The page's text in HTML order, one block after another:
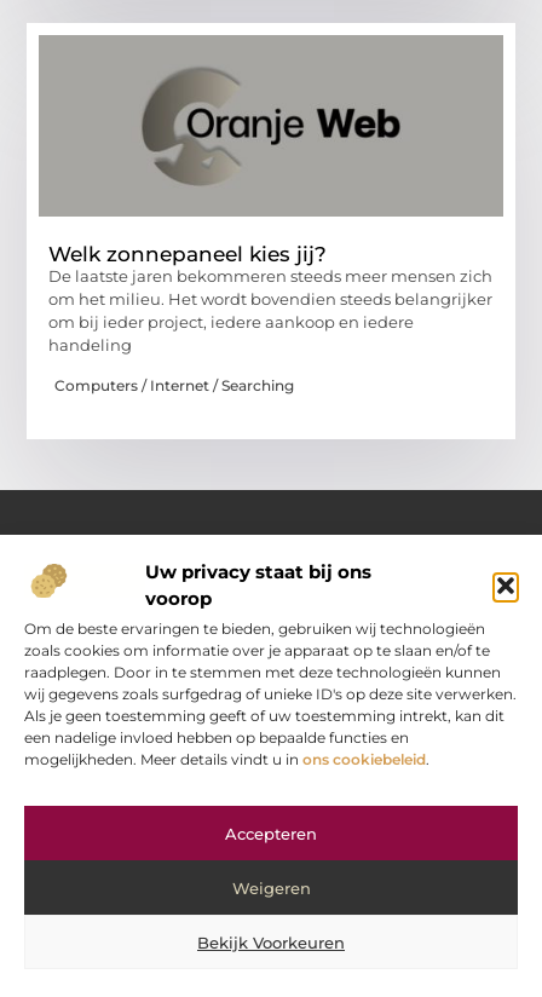
Uw privacy staat bij ons
voorop
Om de beste ervaringen te bieden, gebruiken wij technologieën
zoals cookies om informatie over je apparaat op te slaan en/of te
raadplegen. Door in te stemmen met deze technologieën kunnen
wij gegevens zoals surfgedrag of unieke ID's op deze site verwerken.
Als je geen toestemming geeft of uw toestemming intrekt, kan dit
een nadelige invloed hebben op bepaalde functies en
mogelijkheden. Meer details vindt u in ons cookiebeleid.
Accepteren
Weigeren
Bekijk Voorkeuren
Welk zonnepaneel kies jij?
De laatste jaren bekommeren steeds meer mensen zich
om het milieu. Het wordt bovendien steeds belangrijker
om bij ieder project, iedere aankoop en iedere
handeling
Computers / Internet / Searching
Over Oranje-web.nl
Dé plek voor praktische inzichten en dagelijkse inspiratie
Verken een gevarieerd aanbod aan artikelen en blogs
boordevol handige tips, slimme ideeën en verrassende
inzichten. Alles om jouw dagelijks leven nét wat eenvoudiger
en leuker te maken.
Main Links
Bericht categorie